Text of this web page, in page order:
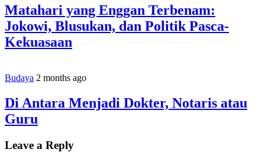
Matahari yang Enggan Terbenam:
Jokowi, Blusukan, dan Politik Pasca-
Kekuasaan
Budaya 2 months ago
Di Antara Menjadi Dokter, Notaris atau
Guru
Leave a Reply